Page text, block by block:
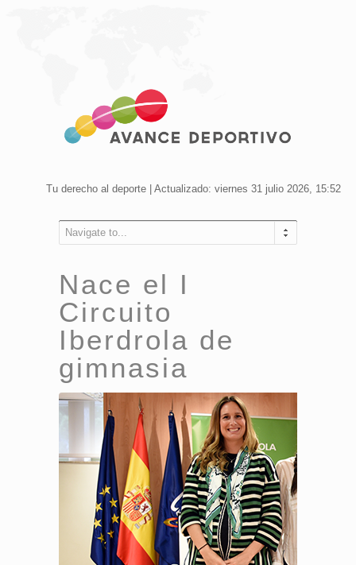
Tu derecho al deporte | Actualizado: viernes 31 julio 2026, 15:52
Navigate to...
Nace el I
Circuito
Iberdrola de
gimnasia